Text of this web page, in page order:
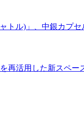
トル)」、中銀カ
再活用した新スペ